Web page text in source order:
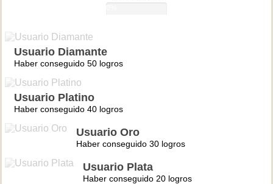
Usuario Diamante
Haber conseguido 50 logros
Usuario Platino
Haber conseguido 40 logros
Usuario Oro
Haber conseguido 30 logros
Usuario Plata
Haber conseguido 20 logros